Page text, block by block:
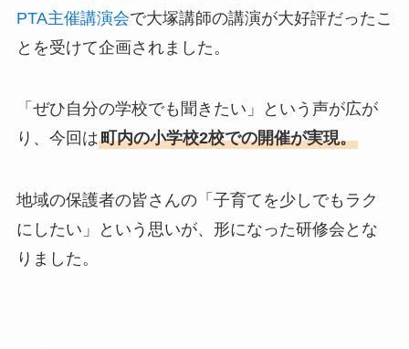
PTA主催講演会で大塚講師の講演が大好評だったこ
とを受けて企画されました。
「ぜひ自分の学校でも聞きたい」という声が広が
り、今回は町内の小学校2校での開催が実現。
地域の保護者の皆さんの「子育てを少しでもラク
にしたい」という思いが、形になった研修会とな
りました。